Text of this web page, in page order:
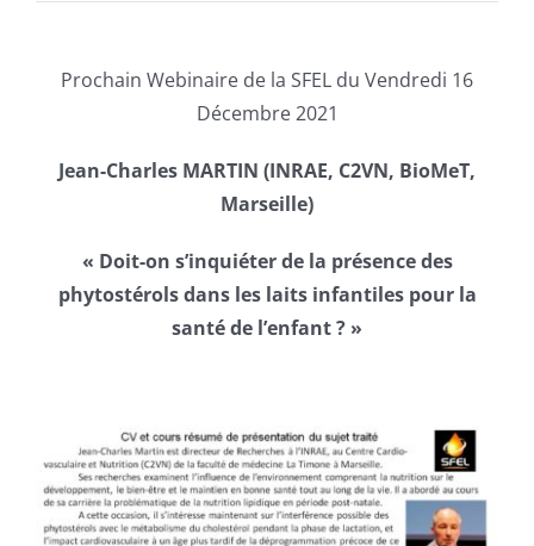
Prochain Webinaire de la SFEL du Vendredi 16
Décembre 2021
Jean-Charles MARTIN (INRAE, C2VN, BioMeT,
Marseille)
« Doit-on s’inquiéter de la présence des
phytostérols dans les laits infantiles pour la
santé de l’enfant ? »